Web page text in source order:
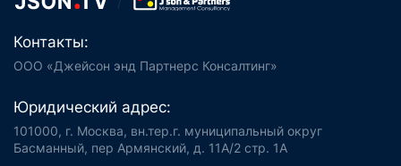
Контакты:
ООО «Джейсон энд Партнерс Консалтинг»
Юридический адрес:
101000, г. Москва, вн.тер.г. муниципальный округ
Басманный, пер Армянский, д. 11А/2 стр. 1А